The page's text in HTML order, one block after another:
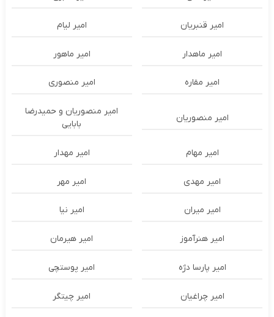
امیر قنبریان امیر لیام
امیر ماهدار امیر ماهور
امیر مقاره امیر منصوری
امیر منصوریان
امیر منصوریان و حمیدرضا
بابایی
امیر مهام امیر مهدار
امیر مهدی امیر مهر
امیر میران امیر نیا
امیر هنرآموز امیر هیرمان
امیر پارسا دژه امیر پوستچی
امیر چراغیان امیر چیتگر